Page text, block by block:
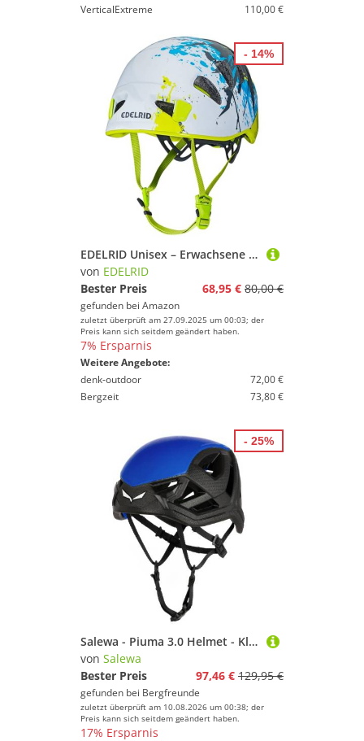
VerticalExtreme
110,00 €
EDELRID Unisex – Erwachsene Shield II Kletterhelm, Petrol-Snow, 52-62 cm
von EDELRID
Bester Preis
68,95 € 80,00 €
gefunden bei Amazon
zuletzt überprüft am 27.09.2025 um 00:03; der
Preis kann sich seitdem geändert haben.
7% Ersparnis
Weitere Angebote:
denk-outdoor
72,00 €
Bergzeit
73,80 €
- 14%
Salewa - Piuma 3.0 Helmet - Kletterhelm Gr L/XL schwarz
von Salewa
Bester Preis
97,46 € 129,95 €
gefunden bei Bergfreunde
zuletzt überprüft am 10.08.2026 um 00:38; der
Preis kann sich seitdem geändert haben.
17% Ersparnis
- 25%